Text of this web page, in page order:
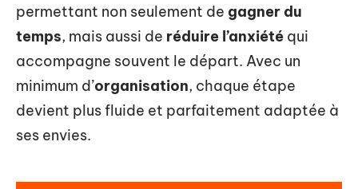
permettant non seulement de gagner du
temps, mais aussi de réduire l’anxiété qui
accompagne souvent le départ. Avec un
minimum d’organisation, chaque étape
devient plus fluide et parfaitement adaptée à
ses envies.